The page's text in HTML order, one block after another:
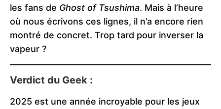
les fans de Ghost of Tsushima. Mais à l’heure
où nous écrivons ces lignes, il n’a encore rien
montré de concret. Trop tard pour inverser la
vapeur ?
Verdict du Geek :
2025 est une année incroyable pour les jeux